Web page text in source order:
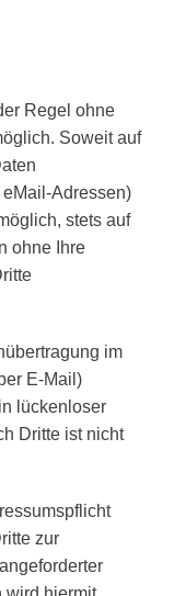
Regel ohne
Soweit auf
Adressen)
stets auf
ohne Ihre
im
E-Mail)
lückenloser
Dritte ist nicht
zur